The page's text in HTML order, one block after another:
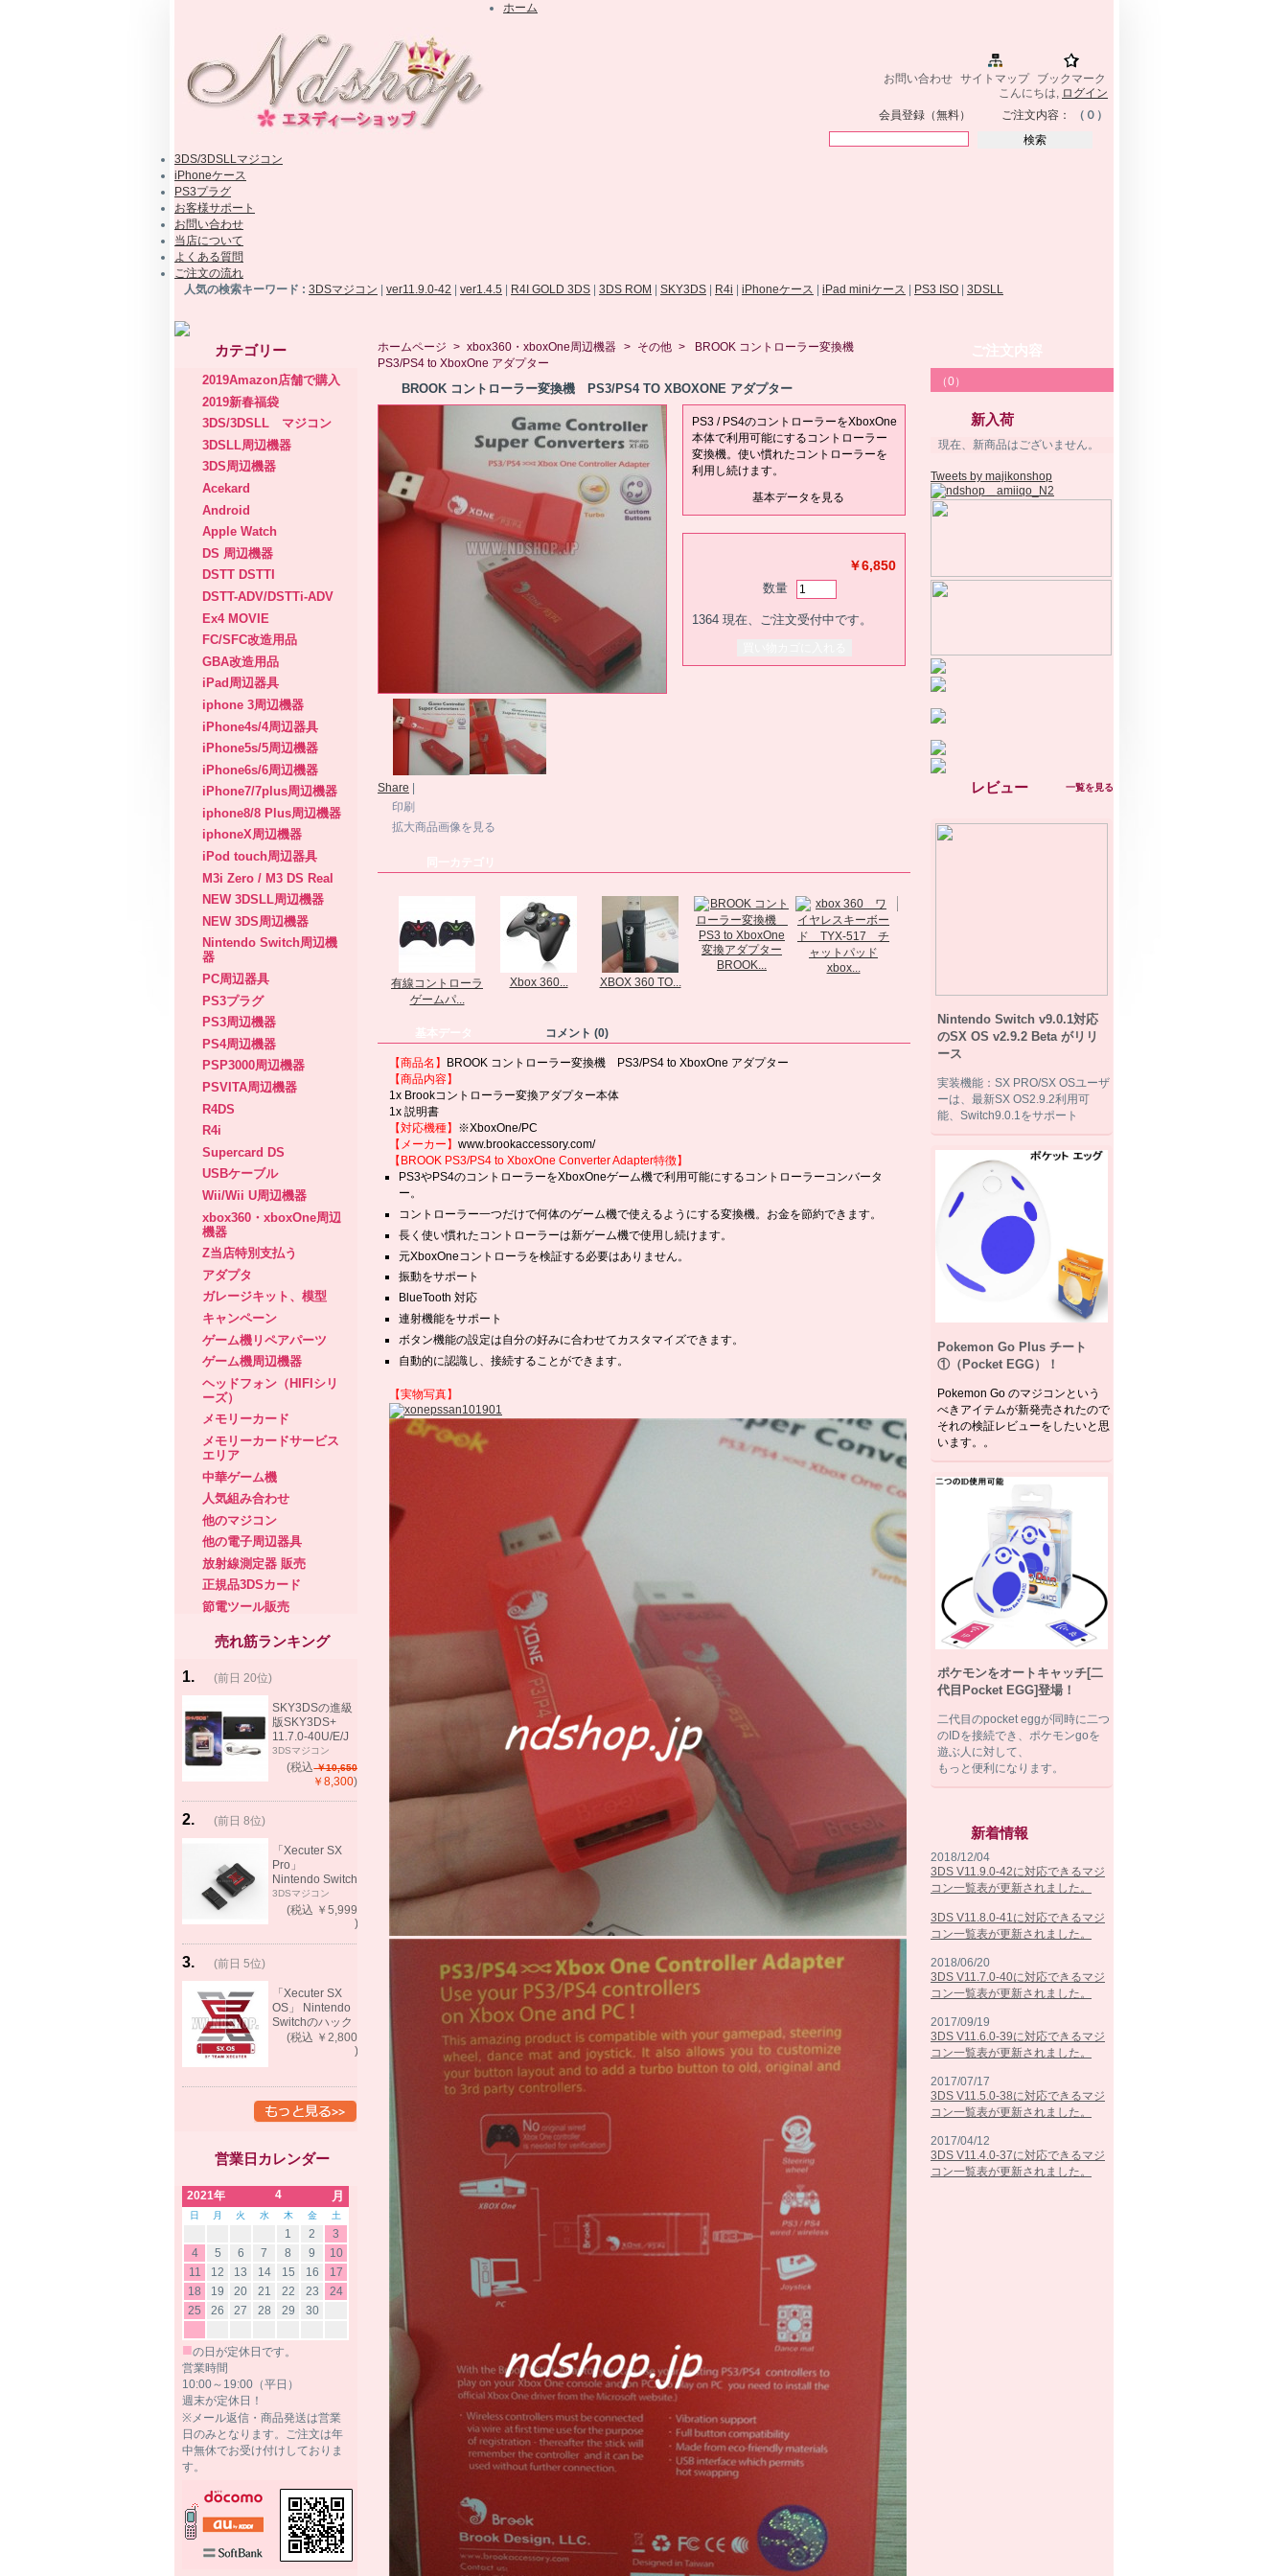
お問い合わせ サイトマップ
ブックマーク
こんにちは,
ログイン
ご注文内容： （０）
会員登録（無料）
ホーム
3DS/3DSLLマジコン
iPhoneケース
PS3プラグ
お客様サポート
お問い合わせ
当店について
よくある質問
ご注文の流れ
人気の検索キーワード : 3DSマジコン ver11.9.0-42 ver1.4.5 R4I GOLD 3DS 3DS ROM SKY3DS R4i iPhoneケース iPad miniケース PS3 ISO 3DSLL
カテゴリー
2019Amazon店舗で購入
2019新春福袋
3DS/3DSLL マジコン
3DSLL周辺機器
3DS周辺機器
Acekard
Android
Apple Watch
DS 周辺機器
DSTT DSTTI
DSTT-ADV/DSTTi-ADV
Ex4 MOVIE
FC/SFC改造用品
GBA改造用品
iPad周辺器具
iphone 3周辺機器
iPhone4s/4周辺器具
iPhone5s/5周辺機器
iPhone6s/6周辺機器
iPhone7/7plus周辺機器
iphone8/8 Plus周辺機器
iphoneX周辺機器
iPod touch周辺器具
M3i Zero / M3 DS Real
NEW 3DSLL周辺機器
NEW 3DS周辺機器
Nintendo Switch周辺機
器
PC周辺器具
PS3プラグ
PS3周辺機器
PS4周辺機器
PSP3000周辺機器
PSVITA周辺機器
R4DS
R4i
Supercard DS
USBケーブル
Wii/Wii U周辺機器
xbox360・xboxOne周辺
機器
Z当店特別支払う
アダプタ
ガレージキット、模型
キャンペーン
ゲーム機リペアパーツ
ゲーム機周辺機器
ヘッドフォン（HIFIシリ
ーズ）
メモリーカード
メモリーカードサービス
エリア
中華ゲーム機
人気組み合わせ
他のマジコン
他の電子周辺器具
放射線測定器 販売
正規品3DSカード
節電ツール販売
売れ筋ランキング
1.
rank
(前日 20位)
SKY3DSの進級
版SKY3DS+
11.7.0-40U/E/J
で起動可能
(MHX、FEifサポ
3DSマジコン
(税込￥10,650
￥8,300)
2.
rank
(前日 8位)
「Xecuter SX
Pro」
Nintendo Switch
バックアップゲ
ーム起動可能
3DSマジコン
(税込 ￥5,999
)
3.
rank
up!
(前日 5位)
「Xecuter SX
OS」 Nintendo
Switchのハック
ツール バック
(税込 ￥2,800
)
営業日カレンダー
2021年 4 月
日 月 火 水 木 金 土
1 2
3
4
5 6 7 8 9
10
11
12 13 14 15 16
17
18
19 20 21 22 23
24
25
26 27 28 29 30
■の日が定休日です。
営業時間
10:00～19:00（平日）
週末が定休日！
※メール返信・商品発送は営業
日のみとなります。ご注文は年
中無休でお受け付けしておりま
す。
ホームページ > xbox360・xboxOne周辺機器 > その他 >
BROOK コントローラー変換機
PS3/PS4 to XboxOne アダプター
BROOK コントローラー変換機 PS3/PS4 TO XBOXONE アダプター
Share
印刷
拡大商品画像を見る
PS3 / PS4のコントローラーをXboxOne
本体で利用可能にするコントローラー
変換機。使い慣れたコントローラーを
利用し続けます。
基本データを見る
￥6,850
数量
1364 現在、ご注文受付中です。
有線コントローラ
ゲームパ...
Xbox 360... XBOX 360 TO...
BROOK... xbox...
PS3/Xbox...
コメント (0)
【商品名】
BROOK コントローラー変換機 PS3/PS4 to XboxOne アダプター
【商品内容】
1x Brookコントローラー変換アダプター本体
1x 説明書
【対応機種】 ※XboxOne/PC
【メーカー】 www.brookaccessory.com/
【BROOK PS3/PS4 to XboxOne Converter Adapter特徴】
PS3やPS4のコントローラーをXboxOneゲーム機で利用可能にするコントローラーコンバータ
ー。
コントローラー一つだけで何体のゲーム機で使えるようにする変換機。お金を節約できます。
長く使い慣れたコントローラーは新ゲーム機で使用し続けます。
元XboxOneコントローラを検証する必要はありません。
振動をサポート
BlueTooth 対応
連射機能をサポート
ボタン機能の設定は自分の好みに合わせてカスタマイズできます。
自動的に認識し、接続することができます。
【実物写真】
（0）
新入荷
現在、新商品はございません。
Tweets by majikonshop
レビュー 一覧を見る
Nintendo Switch v9.0.1対応
のSX OS v2.9.2 Beta がリリ
ース
実装機能：SX PRO/SX OSユーザ
ーは、最新SX OS2.9.2利用可
能、Switch9.0.1をサポート
Pokemon Go Plus チート
①（Pocket EGG）！
Pokemon Go のマジコンという
べきアイテムが新発売されたので
それの検証レビューをしたいと思
います。。
ポケモンをオートキャッチ[二
代目Pocket EGG]登場！
二代目のpocket eggが同時に二つ
のIDを接続でき、ポケモンgoを
遊ぶ人に対して、
もっと便利になります。
新着情報
2018/12/04
3DS V11.9.0-42に対応できるマジ
コン一覧表が更新されました。
3DS V11.8.0-41に対応できるマジ
コン一覧表が更新されました。
2018/06/20
3DS V11.7.0-40に対応できるマジ
コン一覧表が更新されました。
2017/09/19
3DS V11.6.0-39に対応できるマジ
コン一覧表が更新されました。
2017/07/17
3DS V11.5.0-38に対応できるマジ
コン一覧表が更新されました。
2017/04/12
3DS V11.4.0-37に対応できるマジ
コン一覧表が更新されました。